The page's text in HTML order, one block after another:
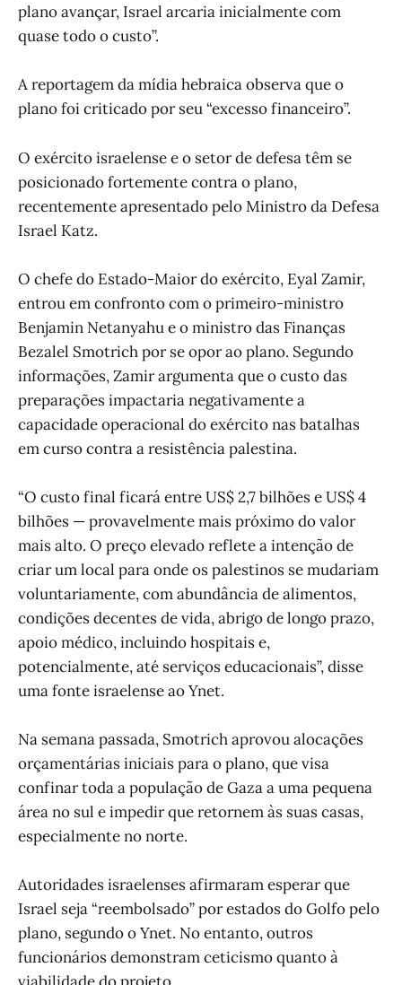
plano avançar, Israel arcaria inicialmente com
quase todo o custo”.
A reportagem da mídia hebraica observa que o
plano foi criticado por seu “excesso financeiro”.
O exército israelense e o setor de defesa têm se
posicionado fortemente contra o plano,
recentemente apresentado pelo Ministro da Defesa
Israel Katz.
O chefe do Estado-Maior do exército, Eyal Zamir,
entrou em confronto com o primeiro-ministro
Benjamin Netanyahu e o ministro das Finanças
Bezalel Smotrich por se opor ao plano. Segundo
informações, Zamir argumenta que o custo das
preparações impactaria negativamente a
capacidade operacional do exército nas batalhas
em curso contra a resistência palestina.
“O custo final ficará entre US$ 2,7 bilhões e US$ 4
bilhões — provavelmente mais próximo do valor
mais alto. O preço elevado reflete a intenção de
criar um local para onde os palestinos se mudariam
voluntariamente, com abundância de alimentos,
condições decentes de vida, abrigo de longo prazo,
apoio médico, incluindo hospitais e,
potencialmente, até serviços educacionais”, disse
uma fonte israelense ao Ynet.
Na semana passada, Smotrich aprovou alocações
orçamentárias iniciais para o plano, que visa
confinar toda a população de Gaza a uma pequena
área no sul e impedir que retornem às suas casas,
especialmente no norte.
Autoridades israelenses afirmaram esperar que
Israel seja “reembolsado” por estados do Golfo pelo
plano, segundo o Ynet. No entanto, outros
funcionários demonstram ceticismo quanto à